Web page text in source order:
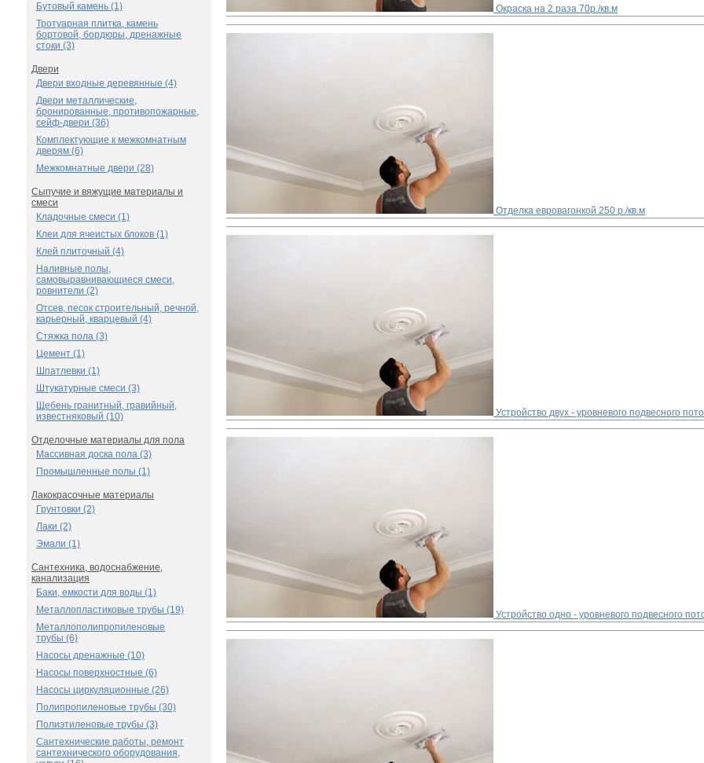
Бутовый камень (1)
Тротуарная плитка, камень
бортовой, бордюры, дренажные
стоки (3)
Двери
Двери входные деревянные (4)
Двери металлические,
бронированные, противопожарные,
сейф-двери (36)
Комплектующие к межкомнатным
дверям (6)
Межкомнатные двери (28)
Сыпучие и вяжущие материалы и
смеси
Кладочные смеси (1)
Клеи для ячеистых блоков (1)
Клей плиточный (4)
Наливные полы,
самовыравнивающиеся смеси,
ровнители (2)
Отсев, песок строительный, речной,
карьерный, кварцевый (4)
Стяжка пола (3)
Цемент (1)
Шпатлевки (1)
Штукатурные смеси (3)
Щебень гранитный, гравийный,
известняковый (10)
Отделочные материалы для пола
Массивная доска пола (3)
Промышленные полы (1)
Лакокрасочные материалы
Грунтовки (2)
Лаки (2)
Эмали (1)
Сантехника, водоснабжение,
канализация
Баки, емкости для воды (1)
Металлопластиковые трубы (19)
Металлополипропиленовые
трубы (6)
Насосы дренажные (10)
Насосы поверхностные (6)
Насосы циркуляционные (26)
Полипропиленовые трубы (30)
Полиэтиленовые трубы (3)
Сантехнические работы, ремонт
сантехнического оборудования,
Окраска на 2 раза 70р./кв.м
Отделка евровагонкой 250 р./кв.м
Устройство двух - уровневого подвесного
Устройство одно - уровневого подвесного